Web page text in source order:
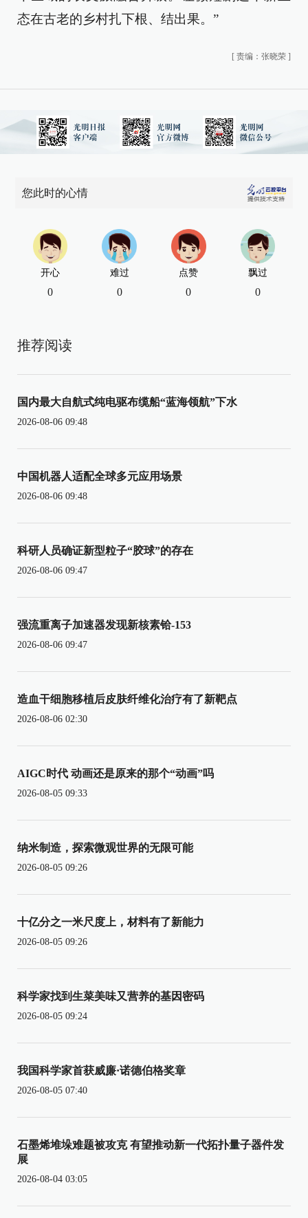
态在古老的乡村扎下根、结出果。”
[ 责编：张晓荣 ]
您此时的心情
开心
0
难过
0
点赞
0
飘过
0
推荐阅读
国内最大自航式纯电驱布缆船“蓝海领航”下水
2026-08-06 09:48
中国机器人适配全球多元应用场景
2026-08-06 09:48
科研人员确证新型粒子“胶球”的存在
2026-08-06 09:47
强流重离子加速器发现新核素铪-153
2026-08-06 09:47
造血干细胞移植后皮肤纤维化治疗有了新靶点
2026-08-06 02:30
AIGC时代 动画还是原来的那个“动画”吗
2026-08-05 09:33
纳米制造，探索微观世界的无限可能
2026-08-05 09:26
十亿分之一米尺度上，材料有了新能力
2026-08-05 09:26
科学家找到生菜美味又营养的基因密码
2026-08-05 09:24
我国科学家首获威廉·诺德伯格奖章
2026-08-05 07:40
石墨烯堆垛难题被攻克 有望推动新一代拓扑量子器件发
展
2026-08-04 03:05